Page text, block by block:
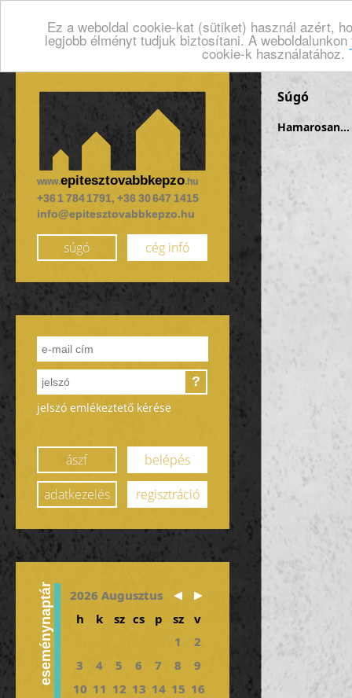
Ez a weboldal cookie-kat (sütiket) használ azért,
legjobb élményt tudjuk biztosítani. A
cookie-k használatához.
www.epitesztovabbkepzo.hu
+36 1 784 1791, +36 30 647 1415
info@epitesztovabbkepzo.hu
súgó cég infó
?
jelszó emlékeztető kérése
ászf
belépés
adatkezelés
regisztráció
eseménynaptár
2026 Augusztus
h
k sz cs p sz
v
1
2
3
4 5 6 7 8
9
10 11 12 13 14 15 16
Súgó
Hamarosan...